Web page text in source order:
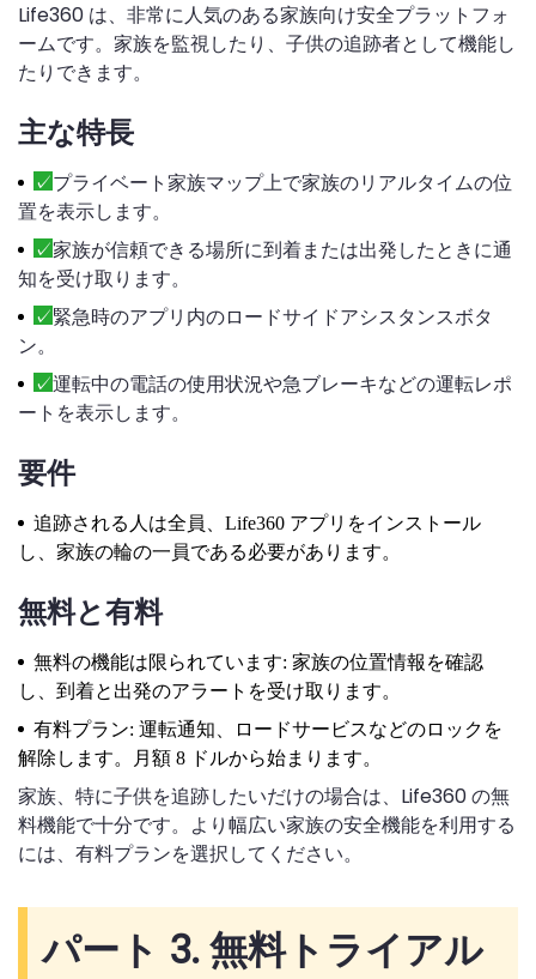
Life360 は、非常に人気のある家族向け安全プラットフォ
ームです。家族を監視したり、子供の追跡者として機能し
たりできます。
主な特長
プライベート家族マップ上で家族のリアルタイムの位
置を表示します。
家族が信頼できる場所に到着または出発したときに通
知を受け取ります。
緊急時のアプリ内のロードサイドアシスタンスボタ
ン。
運転中の電話の使用状況や急ブレーキなどの運転レポ
ートを表示します。
要件
追跡される人は全員、Life360 アプリをインストール
し、家族の輪の一員である必要があります。
無料と有料
無料の機能は限られています: 家族の位置情報を確認
し、到着と出発のアラートを受け取ります。
有料プラン: 運転通知、ロードサービスなどのロックを
解除します。月額 8 ドルから始まります。
家族、特に子供を追跡したいだけの場合は、Life360 の無
料機能で十分です。より幅広い家族の安全機能を利用する
には、有料プランを選択してください。
パート 3. 無料トライアル